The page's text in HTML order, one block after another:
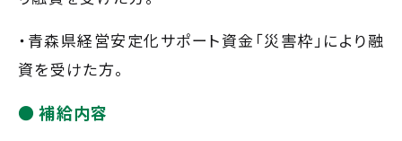
・青森県経営安定化サポート資金「災害枠」により融
資を受けた方。
補給内容